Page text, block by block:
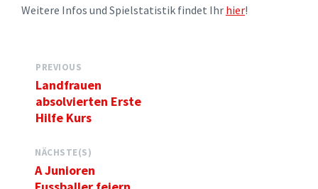
Weitere Infos und Spielstatistik findet Ihr hier!
PREVIOUS
Landfrauen
absolvierten Erste
Hilfe Kurs
NÄCHSTE(S)
A Junioren